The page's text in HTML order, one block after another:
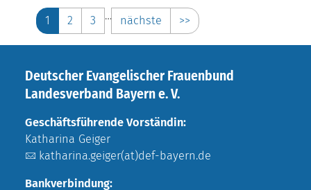
1 2 3 … nächste >>
Deutscher Evangelischer Frauenbund
Landesverband Bayern e. V.
Geschäftsführende Vorständin:
Katharina Geiger
katharina.geiger(at)def-bayern.de
Bankverbindung: